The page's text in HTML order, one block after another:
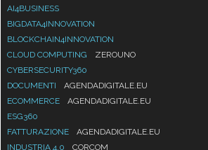
AI4BUSINESS
BIGDATA4INNOVATION
BLOCKCHAIN4INNOVATION
CLOUD COMPUTING
ZEROUNO
CYBERSECURITY360
DOCUMENTI
AGENDADIGITALE.EU
ECOMMERCE
AGENDADIGITALE.EU
ESG360
FATTURAZIONE
AGENDADIGITALE.EU
INDUSTRIA 4.0
CORCOM